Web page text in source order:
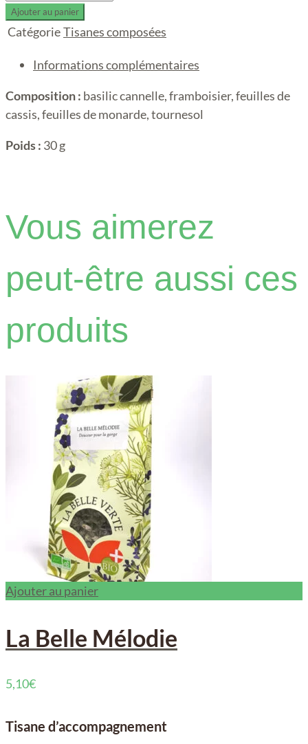
Belle
Fruitée
Ajouter au panier
CatégorieTisanes composées
Informations complémentaires
Composition : basilic cannelle, framboisier, feuilles de
cassis, feuilles de monarde, tournesol
Poids : 30 g
Vous aimerez
peut-être aussi ces
produits
Ajouter au panier
La Belle Mélodie
5,10€
Tisane d’accompagnement